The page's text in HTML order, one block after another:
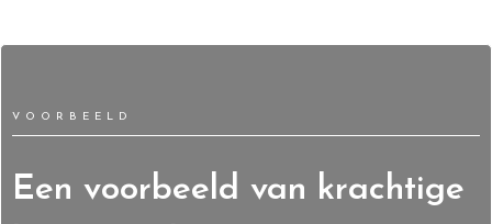
VOORBEELD
Een voorbeeld van krachtige